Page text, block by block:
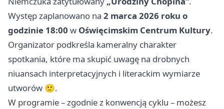
Występ zaplanowano na 2 marca 2026 roku o
godzinie 18:00 w Oświęcimskim Centrum Kultury.
Organizator podkreśla kameralny charakter
spotkania, które ma skupić uwagę na drobnych
niuansach interpretacyjnych i literackim wymiarze
utworów 🙂.
W programie – zgodnie z konwencją cyklu – możesz